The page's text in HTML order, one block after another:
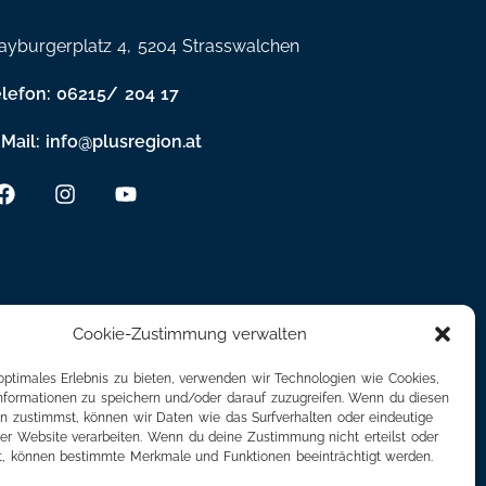
Cookie-Zustimmung verwalten
Erlebnis zu bieten, verwenden wir Technologien wie Cookies,
zu speichern und/oder darauf zuzugreifen. Wenn du diesen
zustimmst, können wir Daten wie das Surfverhalten oder eindeutige
Website verarbeiten. Wenn du deine Zustimmung nicht erteilst oder
können bestimmte Merkmale und Funktionen beeinträchtigt werden.
4, 5204 Strasswalchen
06215/ 204 17
info@plusregion.at